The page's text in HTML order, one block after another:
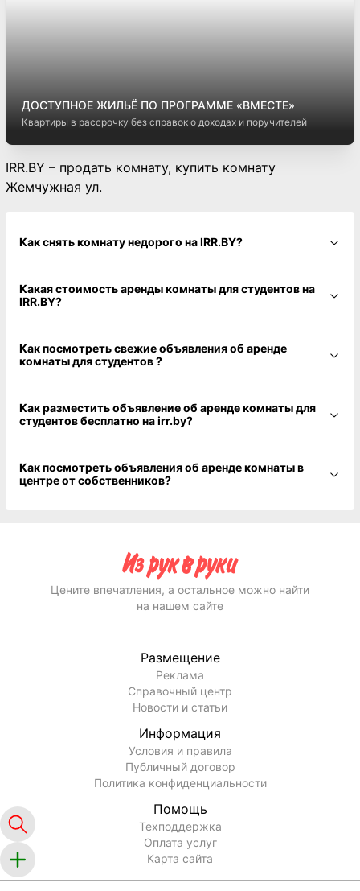
ДОСТУПНОЕ ЖИЛЬЁ ПО ПРОГРАММЕ «ВМЕСТЕ»
Квартиры в рассрочку без справок о доходах и поручителей
IRR.BY – продать комнату, купить комнату
Жемчужная ул.
Как снять комнату недорого на IRR.BY?
Какая стоимость аренды комнаты для студентов на
IRR.BY?
Как посмотреть свежие объявления об аренде
комнаты для студентов ?
Как разместить объявление об аренде комнаты для
студентов бесплатно на irr.by?
Как посмотреть объявления об аренде комнаты в
центре от собственников?
Цените впечатления, а остальное можно найти
на нашем сайте
Размещение
Реклама
Справочный центр
Новости и статьи
Информация
Условия и правила
Публичный договор
Политика конфиденциальности
Помощь
Техподдержка
Оплата услуг
Карта сайта